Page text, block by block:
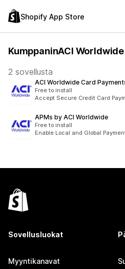
Shopify App Store
KumppaninACI
2 sovellusta
ACI Worldwide Card
Free to install
Accept Secure Credit Card
APMs by ACI Worldwide
Free to install
Enable Local and Global
Sovellusluokat
Myyntikanavat